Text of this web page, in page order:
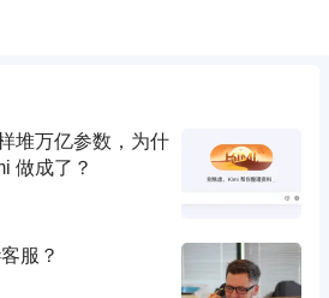
堆万亿参数，为什
做成了？
服？